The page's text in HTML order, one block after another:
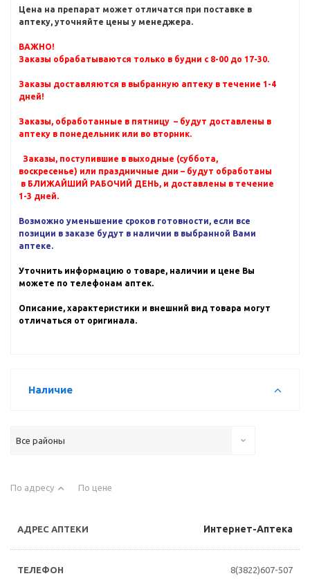
Цена на препарат может отличатся при поставке в
аптеку, уточняйте цены у менеджера.
ВАЖНО!
Заказы обрабатываются только в будни с 8-00 до 17-30.
Заказы доставляются в выбранную аптеку в течение 1-4
дней!
Заказы, обработанные в пятницу – будут доставлены в
аптеку в понедельник или во вторник.
Заказы, поступившие в выходные (суббота,
воскресенье) или праздничные дни – будут обработаны
в БЛИЖАЙШИЙ РАБОЧИЙ ДЕНЬ, и доставлены в течение
1-3 дней.
Возможно уменьшение сроков готовности, если все
позиции в заказе будут в наличии в выбранной Вами
аптеке.
Уточнить информацию о товаре, наличии и цене Вы
можете по телефонам аптек.
Описание, характеристики и внешний вид товара могут
отличаться от оригинала.
Наличие
Все районы
По адресу По цене
Интернет-Аптека
8(3822)607-507